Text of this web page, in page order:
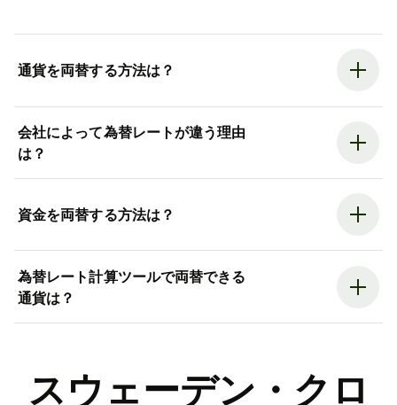
通貨を両替する方法は？
会社によって為替レートが違う理由
は？
資金を両替する方法は？
為替レート計算ツールで両替できる
通貨は？
スウェーデン・クロ